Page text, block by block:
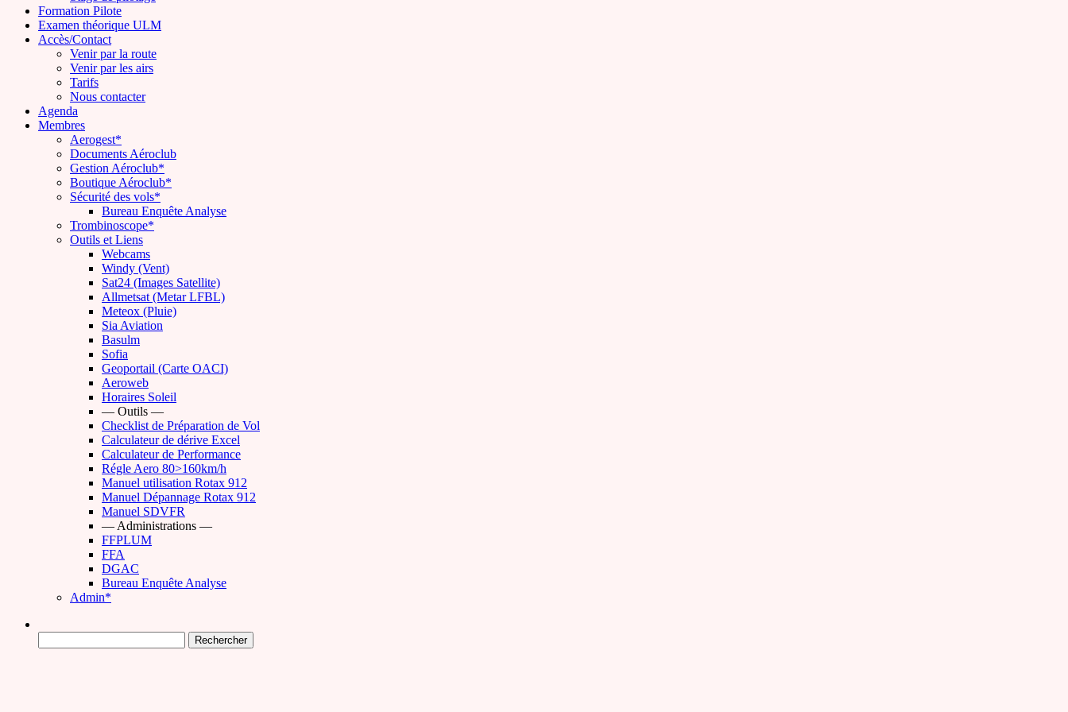
Formation Pilote
Examen théorique ULM
Accès/Contact
Venir par la route
Venir par les airs
Tarifs
Nous contacter
Agenda
Membres
Aerogest*
Documents Aéroclub
Gestion Aéroclub*
Boutique Aéroclub*
Sécurité des vols*
Bureau Enquête Analyse
Trombinoscope*
Outils et Liens
Webcams
Windy (Vent)
Sat24 (Images Satellite)
Allmetsat (Metar LFBL)
Meteox (Pluie)
Sia Aviation
Basulm
Sofia
Geoportail (Carte OACI)
Aeroweb
Horaires Soleil
— Outils —
Checklist de Préparation de Vol
Calculateur de dérive Excel
Calculateur de Performance
Régle Aero 80>160km/h
Manuel utilisation Rotax 912
Manuel Dépannage Rotax 912
Manuel SDVFR
— Administrations —
FFPLUM
FFA
DGAC
Bureau Enquête Analyse
Admin*